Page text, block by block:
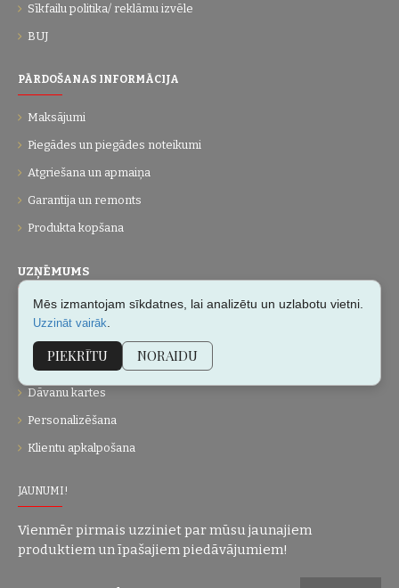
Sīkfailu politika/ reklāmu izvēle
BUJ
PĀRDOŠANAS INFORMĀCIJA
Maksājumi
Piegādes un piegādes noteikumi
Atgriešana un apmaiņa
Garantija un remonts
Produkta kopšana
UZŅĒMUMS
Par mums
Vietnes karte
Dāvanu kartes
Personalizēšana
Klientu apkalpošana
JAUNUMI!
Vienmēr pirmais uzziniet par mūsu jaunajiem
produktiem un īpašajiem piedāvājumiem!
Mēs izmantojam sīkdatnes, lai analizētu un uzlabotu vietni.
Uzzināt vairāk
PIEKRĪTU NORAIDU